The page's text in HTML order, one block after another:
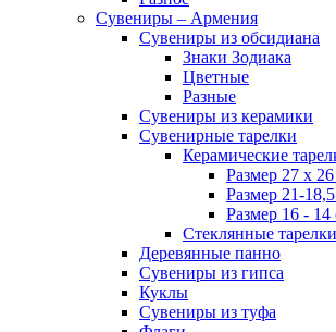
Сувениры – Армения
Сувениры из обсидиана
Знаки Зодиака
Цветные
Разные
Сувениры из керамики
Сувенирные тарелки
Керамические
Размер 27 х
Размер 21-
Размер 16 - 14
Стеклянные тарелки
Деревянные панно
Сувениры из гипса
Куклы
Сувениры из туфа